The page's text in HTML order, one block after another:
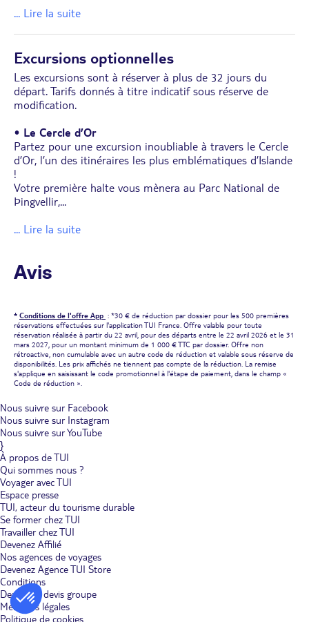
... Lire la suite
Excursions optionnelles
Les excursions sont à réserver à plus de 32 jours du
départ. Tarifs donnés à titre indicatif sous réserve de
modification.
• Le Cercle d’Or
Partez pour une excursion inoubliable à travers le Cercle
d’Or, l’un des itinéraires les plus emblématiques d’Islande
!
Votre première halte vous mènera au Parc National de
Þingvellir,...
... Lire la suite
Avis
* Conditions de l'offre App : *30 € de réduction par dossier pour les 500 premières
réservations effectuées sur l'application TUI France. Offre valable pour toute
réservation réalisée à partir du 22 avril, pour des départs entre le 22 avril 2026 et le 31
mars 2027, pour un montant minimum de 1 000 € TTC par dossier. Offre non
rétroactive, non cumulable avec un autre code de réduction et valable sous réserve de
disponibilités. Les prix affichés ne tiennent pas compte de la réduction. La remise
s'applique en saisissant le code promotionnel à l'étape de paiement, dans le champ «
Code de réduction ».
Nous suivre sur Facebook
Nous suivre sur Instagram
Nous suivre sur YouTube
}
À propos de TUI
Qui sommes nous ?
Voyager avec TUI
Espace presse
TUI, acteur du tourisme durable
Se former chez TUI
Travailler chez TUI
Devenez Affilié
Nos agences de voyages
Devenez Agence TUI Store
Conditions
Demande devis groupe
Mentions légales
Politique de cookies